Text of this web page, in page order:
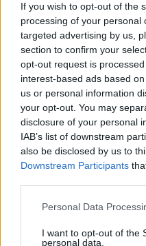
If you wish to opt-out of the
processing of your personal
targeted advertising by us,
section to confirm your
opt-out request is
interest-based ads based
us or personal information
your opt-out. You may
disclosure of your personal
IAB’s list of downstream
also be disclosed by us to
Downstream Participants
Personal Data
I want to opt-out of the
personal data.
TELEVISIÓN EN ESPAÑA
A fecha de hoy 07/08/2026
y
estadísticos de cuándo y dónde
equipo
Fluminense Piauí
los siguientes datos:
13 partidos en abierto
0 partidos de pago